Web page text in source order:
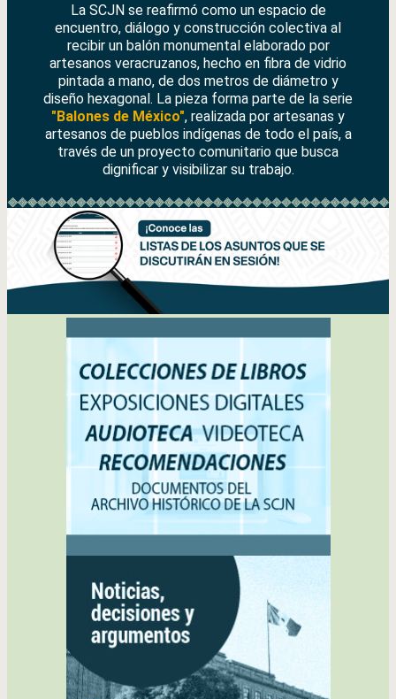
La SCJN se reafirmó como un espacio de
encuentro, diálogo y construcción colectiva al
recibir un balón monumental elaborado por
artesanos veracruzanos, hecho en fibra de vidrio
pintada a mano, de dos metros de diámetro y
diseño hexagonal. La pieza forma parte de la serie
"Balones de México", realizada por artesanas y
artesanos de pueblos indígenas de todo el país, a
través de un proyecto comunitario que busca
dignificar y visibilizar su trabajo.